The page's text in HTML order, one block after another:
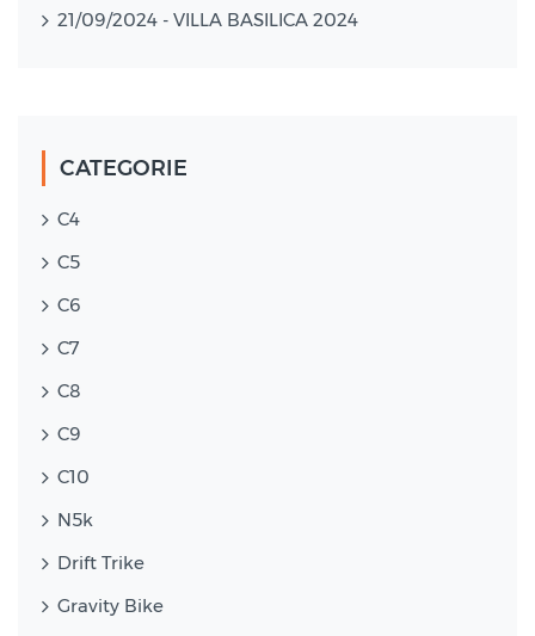
21/09/2024 - VILLA BASILICA 2024
CATEGORIE
C4
C5
C6
C7
C8
C9
C10
N5k
Drift Trike
Gravity Bike